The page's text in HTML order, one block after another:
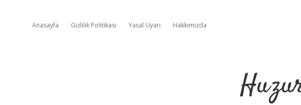
Anasayfa Gizlilik Politikası Yasal Uyarı Hakkımızda